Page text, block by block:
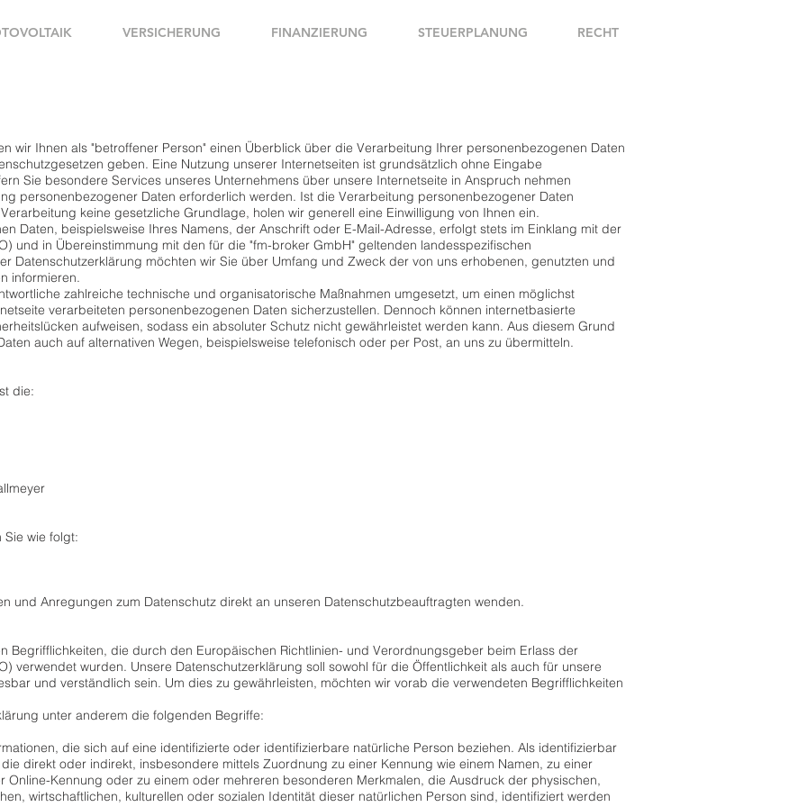
VERSICHERUNG FINANZIERUNG STEUERPLANUNG RECHT
wir Ihnen als "betroffener Person" einen Überblick über die Verarbeitung Ihrer personenbezogenen Daten
geben. Eine Nutzung unserer Internetseiten ist grundsätzlich ohne Eingabe
Sie besondere Services unseres Unternehmens über unsere Internetseite in Anspruch nehmen
personenbezogener Daten erforderlich werden. Ist die Verarbeitung personenbezogener Daten
keine gesetzliche Grundlage, holen wir generell eine Einwilligung von Ihnen ein.
Daten, beispielsweise Ihres Namens, der Anschrift oder E-Mail-Adresse, erfolgt stets im Einklang mit der
und in Übereinstimmung mit den für die "fm-broker GmbH" geltenden landesspezifischen
Datenschutzerklärung möchten wir Sie über Umfang und Zweck der von uns erhobenen, genutzten und
informieren.
zahlreiche technische und organisatorische Maßnahmen umgesetzt, um einen möglichst
verarbeiteten personenbezogenen Daten sicherzustellen. Dennoch können internetbasierte
aufweisen, sodass ein absoluter Schutz nicht gewährleistet werden kann. Aus diesem Grund
auch auf alternativen Wegen, beispielsweise telefonisch oder per Post, an uns zu übermitteln.
die:
wie folgt:
und Anregungen zum Datenschutz direkt an unseren Datenschutzbeauftragten wenden.
Begrifflichkeiten, die durch den Europäischen Richtlinien- und Verordnungsgeber beim Erlass der
verwendet wurden. Unsere Datenschutzerklärung soll sowohl für die Öffentlichkeit als auch für unsere
und verständlich sein. Um dies zu gewährleisten, möchten wir vorab die verwendeten Begrifflichkeiten
unter anderem die folgenden Begriffe:
die sich auf eine identifizierte oder identifizierbare natürliche Person beziehen. Als identifizierbar
direkt oder indirekt, insbesondere mittels Zuordnung zu einer Kennung wie einem Namen, zu einer
Online-Kennung oder zu einem oder mehreren besonderen Merkmalen, die Ausdruck der physischen,
wirtschaftlichen, kulturellen oder sozialen Identität dieser natürlichen Person sind, identifiziert werden